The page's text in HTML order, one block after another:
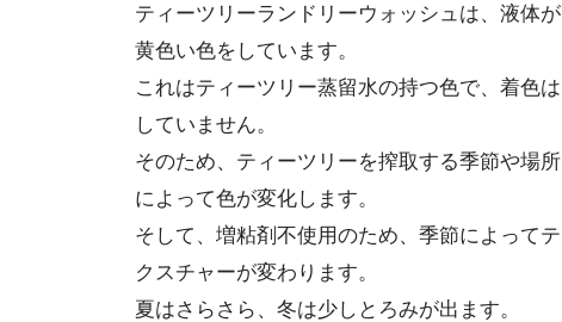
ティーツリーランドリーウォッシュは、液体が
黄色い色をしています。
これはティーツリー蒸留水の持つ色で、着色は
していません。
そのため、ティーツリーを搾取する季節や場所
によって色が変化します。
そして、増粘剤不使用のため、季節によってテ
クスチャーが変わります。
夏はさらさら、冬は少しとろみが出ます。